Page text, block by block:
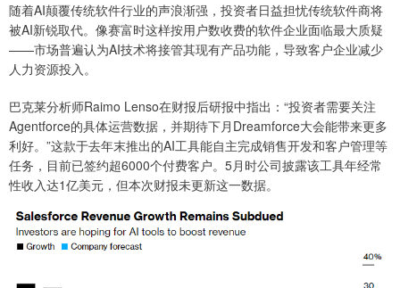
随着AI颠覆传统软件行业的声浪渐强，投资者日益担忧传统软件商将
被AI新锐取代。像赛富时这样按用户数收费的软件企业面临最大质疑
——市场普遍认为AI技术将接管其现有产品功能，导致客户企业减少
人力资源投入。
巴克莱分析师Raimo Lenso在财报后研报中指出：“投资者需要关注
Agentforce的具体运营数据，并期待下月Dreamforce大会能带来更多
利好。”这款于去年末推出的AI工具能自主完成销售开发和客户管理等
任务，目前已签约超6000个付费客户。5月时公司披露该工具年经常
性收入达1亿美元，但本次财报未更新这一数据。